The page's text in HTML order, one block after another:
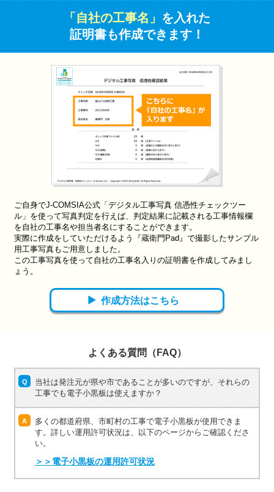
「自社の工事名」 を入れた
証明書も作成できます！
ご自身でJ-COMSIA公式「デジタル工事写真 信憑性チェックツー
ル」を使って写真判定を行えば、判定結果に記載される工事情報欄
を自社の工事名や担当者名にすることができます。
実際に作成をしていただけるよう『蔵衛門Pad』で撮影したサンプル
用工事写真もご用意しました。
この工事写真を使って自社の工事名入りの証明書を作成してみまし
ょう。
作成方法はこちら
よくある質問（FAQ）
Q
当社は発注元が県や市であることが多いのですが、それらの
工事でも電子小黒板は使えますか？
A
多くの都道府県、市町村の工事で電子小黒板が使用できま
す。詳しい運用許可状況は、以下のページからご確認くださ
い。
＞＞電子小黒板の運用許可状況